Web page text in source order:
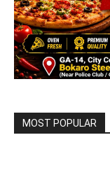
MOST POPULAR